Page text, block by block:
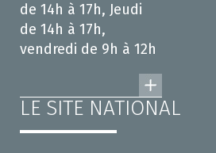
de 14h à 17h, Jeudi
de 14h à 17h,
vendredi de 9h à 12h
LE SITE NATIONAL